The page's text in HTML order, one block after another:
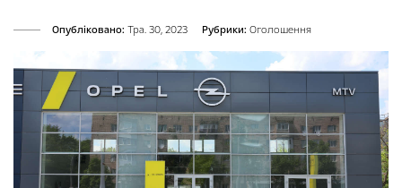
Опубліковано: Тра. 30, 2023 Рубрики: Оголошення